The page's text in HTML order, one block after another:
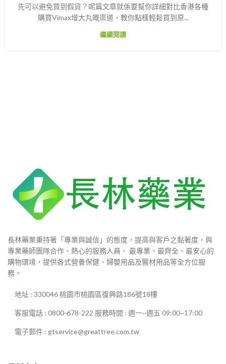
先可以避免買到假貨？呢篇文章就係要幫你詳細對比香港各種
購買Vimax增大丸嘅渠道，教你點樣輕鬆買到原...
繼續閱讀
長林藥業秉持著「專業與誠信」的態度，提高與客戶之黏著度，與
專業藥師團隊合作、熱心的服務人員、 最專業、最齊全、最安心的
購物環境，提供各式營養保健、婦嬰用品及醫材用品等全方位服
務。
地址 : 330046 桃園市桃園區復興路186號18樓
客服電話 : 0800-678-222 服務時間 : 週一~週五 09:00~17:00
電子郵件 : gtservice@greattree.com.tw